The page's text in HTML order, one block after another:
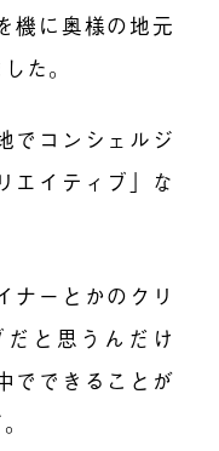
機に奥様の地元
た。
でコンシェルジ
エイティブ」な
ナーとかのクリ
と思うんだけ
でできることが